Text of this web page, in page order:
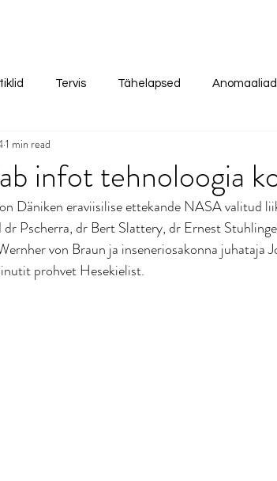
Tervis Tähelapsed Anomaaliad
infot tehnoloogia
1 min read
Däniken eraviisilise ettekande NASA valitud
Pscherra, dr Bert Slattery, dr Ernest
von Braun ja inseneriosakonna juhataja
prohvet Hesekielist.